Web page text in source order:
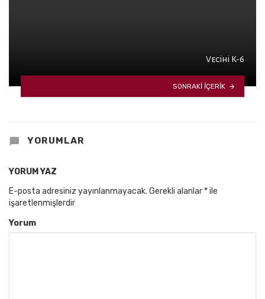
Vecihi K-6
SONRAKI IÇERIK
YORUMLAR
YORUM YAZ
E-posta adresiniz yayınlanmayacak. Gerekli alanlar *ile
işaretlenmişlerdir
Yorum